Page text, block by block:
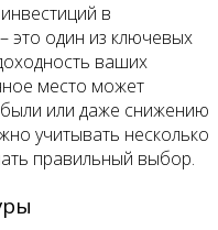
в
это один из ключевых
ваших
место может
или даже снижению
учитывать несколько
правильный выбор.